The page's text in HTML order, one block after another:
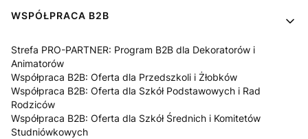
WSPÓŁPRACA B2B
Strefa PRO-PARTNER: Program B2B dla Dekoratorów i
Animatorów
Współpraca B2B: Oferta dla Przedszkoli i Żłobków
Współpraca B2B: Oferta dla Szkół Podstawowych i Rad
Rodziców
Współpraca B2B: Oferta dla Szkół Średnich i Komitetów
Studniówkowych